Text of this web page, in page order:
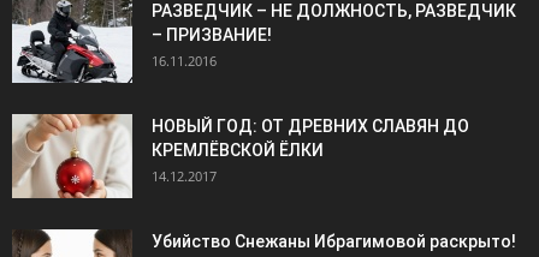
РАЗВЕДЧИК – НЕ ДОЛЖНОСТЬ, РАЗВЕДЧИК
– ПРИЗВАНИЕ!
16.11.2016
НОВЫЙ ГОД: ОТ ДРЕВНИХ СЛАВЯН ДО
КРЕМЛЁВСКОЙ ЁЛКИ
14.12.2017
Убийство Снежаны Ибрагимовой раскрыто!